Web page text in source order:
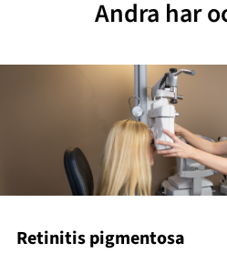
Andra har
Retinitis pigmentosa